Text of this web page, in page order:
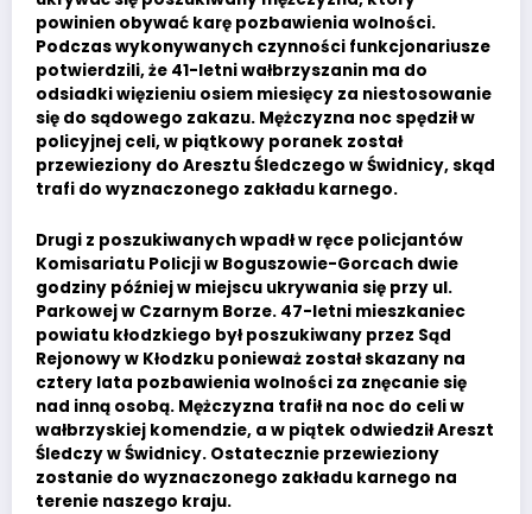
powinien obywać karę pozbawienia wolności.
Podczas wykonywanych czynności funkcjonariusze
potwierdzili, że 41-letni wałbrzyszanin ma do
odsiadki więzieniu osiem miesięcy za niestosowanie
się do sądowego zakazu. Mężczyzna noc spędził w
policyjnej celi, w piątkowy poranek został
przewieziony do Aresztu Śledczego w Świdnicy, skąd
trafi do wyznaczonego zakładu karnego.
Drugi z poszukiwanych wpadł w ręce policjantów
Komisariatu Policji w Boguszowie-Gorcach dwie
godziny później w miejscu ukrywania się przy ul.
Parkowej w Czarnym Borze. 47-letni mieszkaniec
powiatu kłodzkiego był poszukiwany przez Sąd
Rejonowy w Kłodzku ponieważ został skazany na
cztery lata pozbawienia wolności za znęcanie się
nad inną osobą. Mężczyzna trafił na noc do celi w
wałbrzyskiej komendzie, a w piątek odwiedził Areszt
Śledczy w Świdnicy. Ostatecznie przewieziony
zostanie do wyznaczonego zakładu karnego na
terenie naszego kraju.